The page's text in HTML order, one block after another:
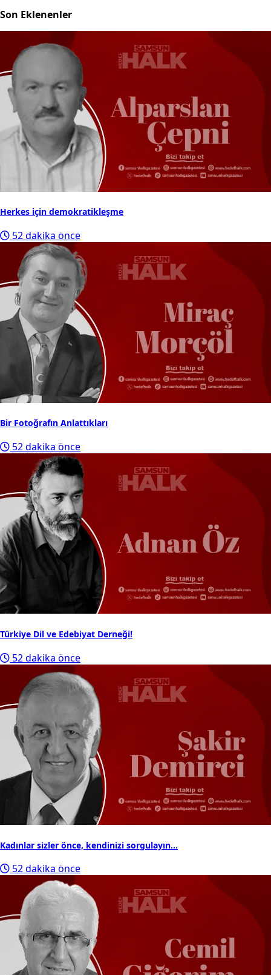
Son Eklenenler
Herkes için demokratikleşme
52 dakika önce
Bir Fotoğrafın Anlattıkları
52 dakika önce
Türkiye Dil ve Edebiyat Derneği!
52 dakika önce
Kadınlar sizler önce, kendinizi sorgulayın...
52 dakika önce